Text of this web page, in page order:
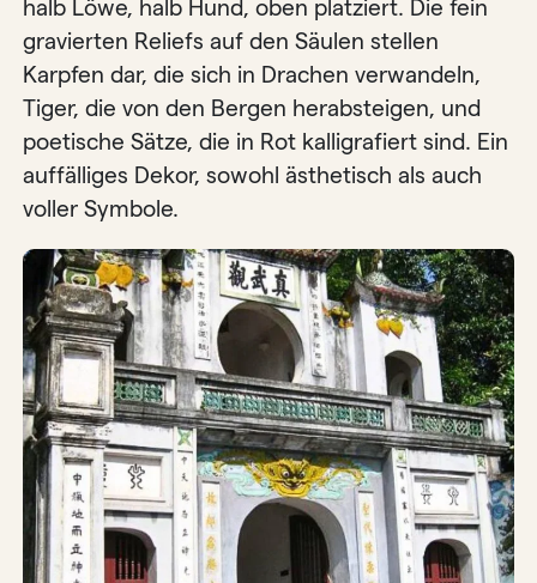
halb Löwe, halb Hund, oben platziert. Die fein
gravierten Reliefs auf den Säulen stellen
Karpfen dar, die sich in Drachen verwandeln,
Tiger, die von den Bergen herabsteigen, und
poetische Sätze, die in Rot kalligrafiert sind. Ein
auffälliges Dekor, sowohl ästhetisch als auch
voller Symbole.